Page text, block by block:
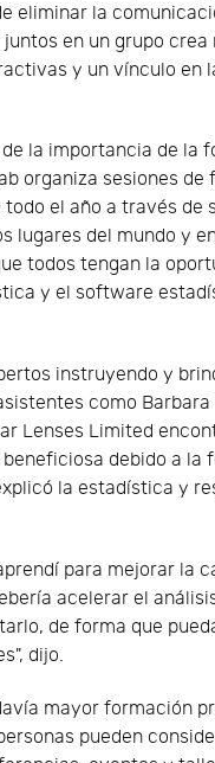
eliminar la
en un grupo crea
y un vínculo en
la importancia de la
organiza sesiones de
el año a través de
lugares del mundo y
todos tengan la
y el software
instruyendo y
como Barbara
Lenses Limited
debido a la
la estadística y
para mejorar la
acelerar el
de forma que
dijo.
mayor formación
pueden